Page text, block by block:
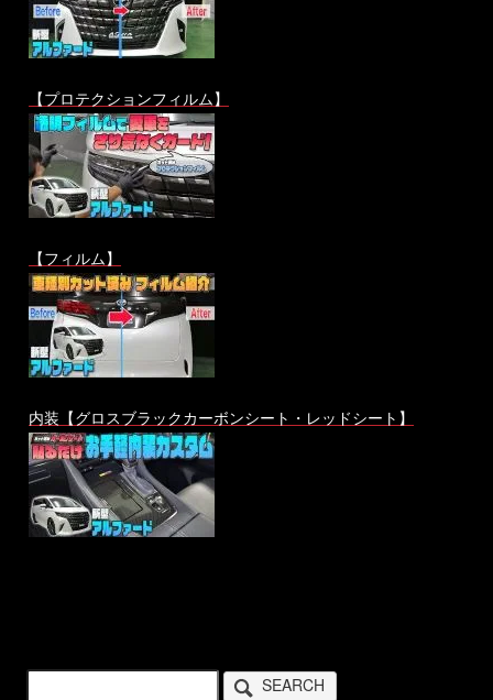
【プロテクションフィルム】
【フィルム】
内装【グロスブラックカーボンシート・レッドシート】
SEARCH